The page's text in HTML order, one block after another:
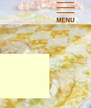
MENU